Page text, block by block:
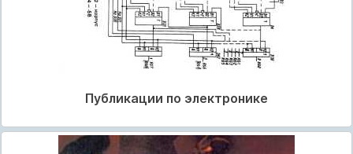
Публикации по электронике